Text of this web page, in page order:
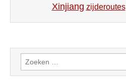
Xinjiang zijderoutes
Zoeken
naar: